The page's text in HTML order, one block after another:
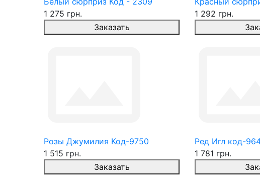
1 275 грн.
Заказать
1 292 грн.
Розы Джумилия Код-9750
1 515 грн.
Заказать
Ред Игл код-
1 781 грн.